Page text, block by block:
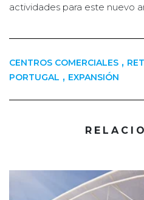
actividades para este nuevo
CENTROS COMERCIALES ,
PORTUGAL , EXPANSIÓN